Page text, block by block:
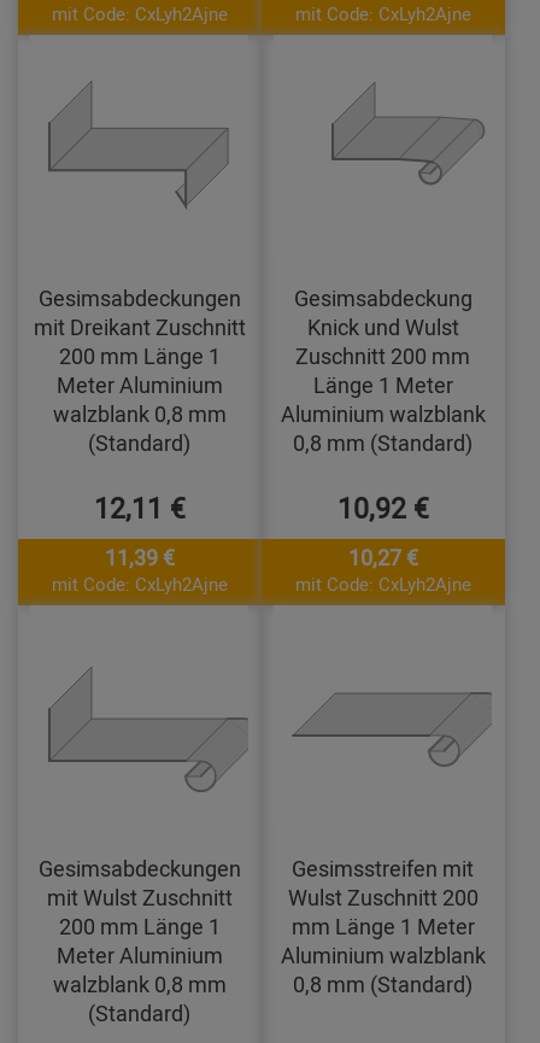
mit Code: CxLyh2Ajne mit Code: CxLyh2Ajne
Gesimsabdeckungen
mit Dreikant Zuschnitt
200 mm Länge 1
Meter Aluminium
walzblank 0,8 mm
(Standard)
12,11 €
11,39 €
mit Code: CxLyh2Ajne
Gesimsabdeckung
Knick und Wulst
Zuschnitt 200 mm
Länge 1 Meter
Aluminium walzblank
0,8 mm (Standard)
10,92 €
10,27 €
mit Code: CxLyh2Ajne
Gesimsabdeckungen
mit Wulst Zuschnitt
200 mm Länge 1
Meter Aluminium
walzblank 0,8 mm
(Standard)
Gesimsstreifen mit
Wulst Zuschnitt 200
mm Länge 1 Meter
Aluminium walzblank
0,8 mm (Standard)